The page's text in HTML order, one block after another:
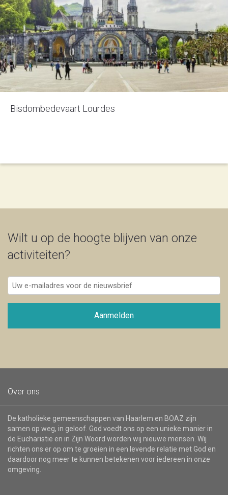
Bisdombedevaart Lourdes
Wilt u op de hoogte blijven van onze
activiteiten?
Uw
e-
mailadres
de
Aanmelden
Over ons
De katholieke gemeenschappen van Haarlem en BOAZ zijn
samen op weg, in geloof. God voedt ons op een unieke manier in
de Eucharistie en in Zijn Woord worden wij nieuwe mensen. Wij
richten ons er op om te groeien in een levende relatie met God en
daardoor nog meer te kunnen betekenen voor iedereen in onze
omgeving.